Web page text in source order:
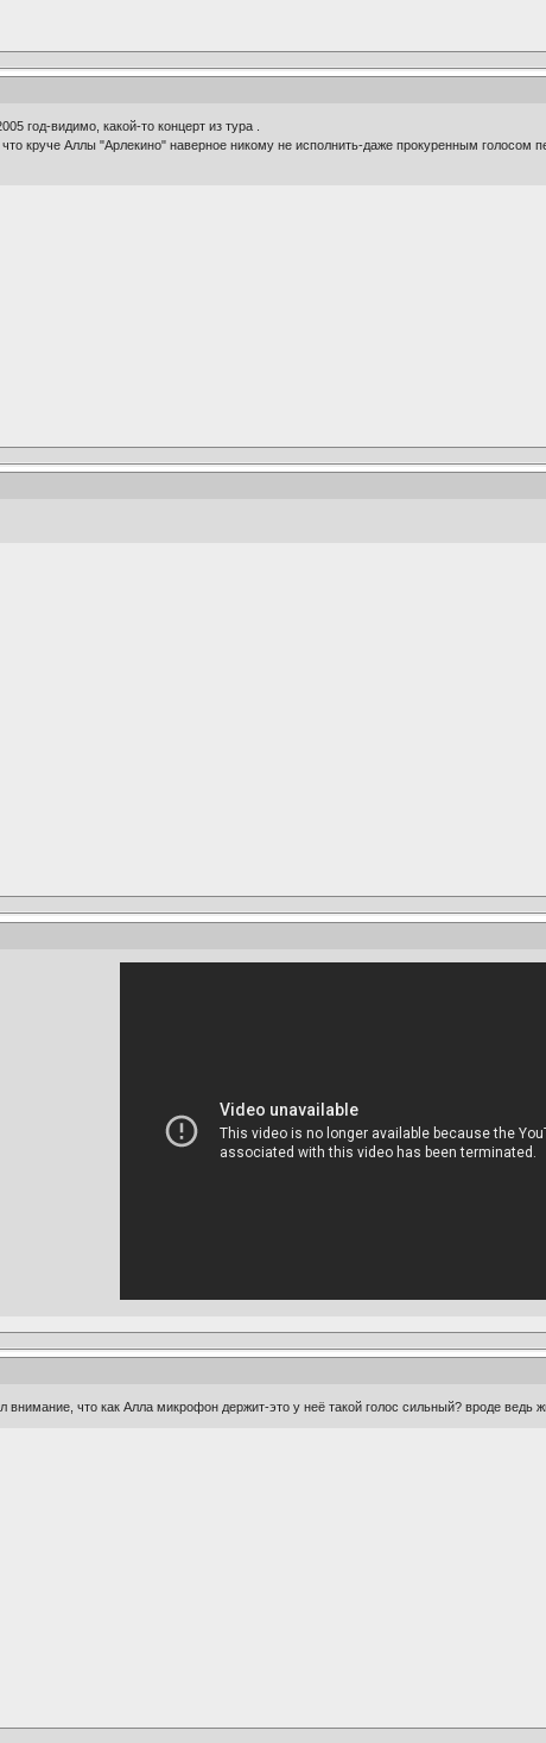
год-видимо, какой-то концерт из тура .
круче Аллы "Арлекино" наверное никому не исполнить-даже прокуренным
внимание, что как Алла микрофон держит-это у неё такой голос сильный? вроде ведь